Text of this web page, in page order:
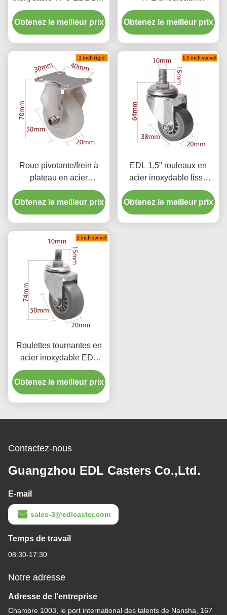
S2615P-73 Charge 45 kg
avec fixe/pivotant/frein
Obtenez le meilleur prix
entièrement rigides
pivotant/fréquentant
S262P-53 avec capacité
Obtenez le meilleur prix
Roue pivotante/frein à
plateau en acier
inoxydable EDL Mini 2''
PA avec une capacité de
charge de 45 kg
Obtenez le meilleur prix
EDL 1,5'' rouleaux en
acier inoxydable lisse
fileté pivotant/fréquenté
avec roues en TPU
S2615S-73 Charge 35kg
Obtenez le meilleur prix
Roulettes tournantes en
acier inoxydable EDL
Mini 2'' filetées TPU
lisses S262S-73 Charge
35kg
Obtenez le meilleur prix
Contactez-nous
Guangzhou EDL Casters Co.,Ltd.
E-mail
sales-3@edlcaster.com
Temps de travail
08:30-17:30
Notre adresse
Adresse de l'entreprise
Chambre 1003, le port international des talents de Nansha, 167